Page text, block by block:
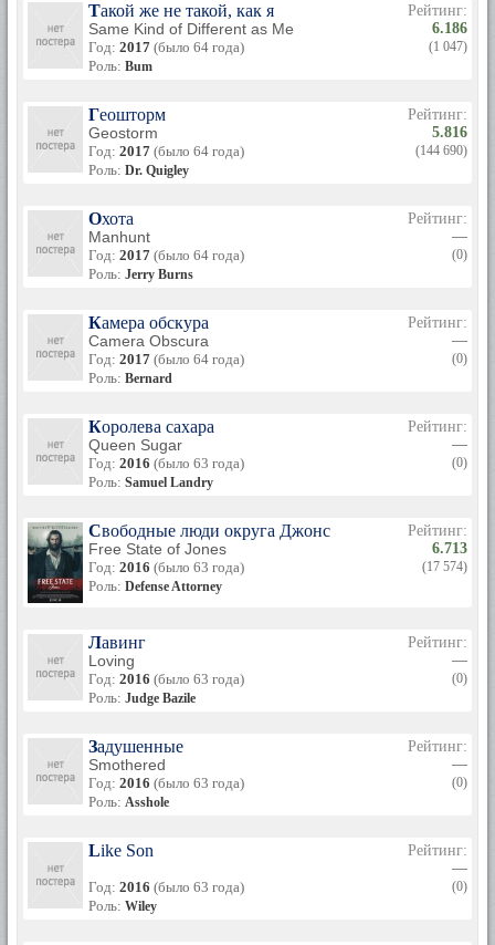
Такой же не такой, как я
Same Kind of Different as Me
Год: 2017 (было 64 года)
Роль: Bum
Рейтинг:
6.186
(1 047)
Геошторм
Geostorm
Год: 2017 (было 64 года)
Роль: Dr. Quigley
Рейтинг:
5.816
(144 690)
Охота
Manhunt
Год: 2017 (было 64 года)
Роль: Jerry Burns
Рейтинг:
—
(0)
Камера обскура
Camera Obscura
Год: 2017 (было 64 года)
Роль: Bernard
Рейтинг:
—
(0)
Королева сахара
Queen Sugar
Год: 2016 (было 63 года)
Роль: Samuel Landry
Рейтинг:
—
(0)
Свободные люди округа Джонс
Free State of Jones
Год: 2016 (было 63 года)
Роль: Defense Attorney
Рейтинг:
6.713
(17 574)
Лавинг
Loving
Год: 2016 (было 63 года)
Роль: Judge Bazile
Рейтинг:
—
(0)
Задушенные
Smothered
Год: 2016 (было 63 года)
Роль: Asshole
Рейтинг:
—
(0)
Like Son
Год: 2016 (было 63 года)
Роль: Wiley
Рейтинг:
—
(0)